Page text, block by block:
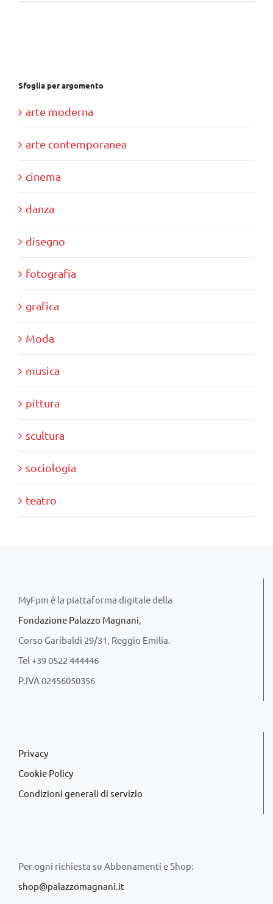
Sfoglia per argomento
arte moderna
arte contemporanea
cinema
danza
disegno
fotografia
grafica
Moda
musica
pittura
scultura
sociologia
teatro
MyFpm è la piattaforma digitale della
Fondazione Palazzo Magnani
Corso Garibaldi 29/31, Reggio Emilia.
Tel +39 0522 444446
P.IVA 02456050356
Privacy
Cookie Policy
Condizioni generali di servizio
Per ogni richiesta su Abbonamenti e Shop:
shop@palazzomagnani.it